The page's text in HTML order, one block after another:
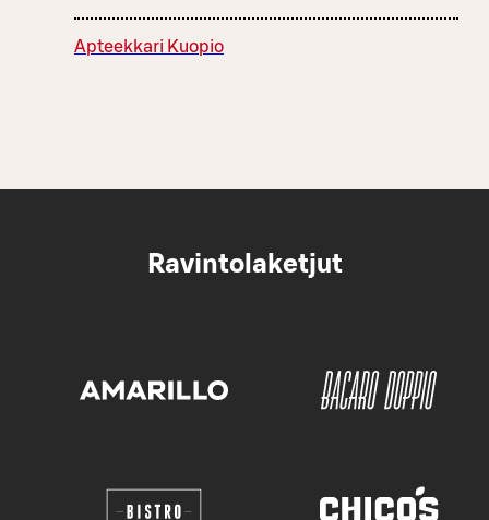
Apteekkari Kuopio
Ravintolaketjut